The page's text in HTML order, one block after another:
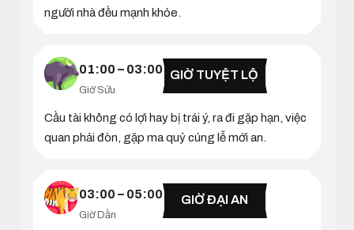
người nhà đều mạnh khỏe.
01:00 – 03:00
Giờ Sửu
GIỜ TUYỆT LỘ
Cầu tài không có lợi hay bị trái ý, ra đi gặp hạn, việc
quan phải đòn, gặp ma quỷ cúng lễ mới an.
03:00 – 05:00
Giờ Dần
GIỜ ĐẠI AN